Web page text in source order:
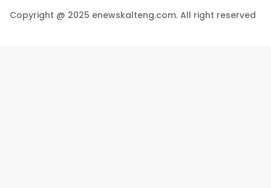
Copyright @ 2025 enewskalteng.com. All right reserved